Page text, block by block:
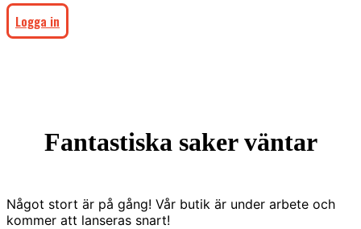
Logga in
Fantastiska saker väntar
Något stort är på gång! Vår butik är under arbete och
kommer att lanseras snart!